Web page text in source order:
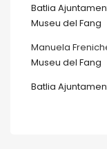
Batlia
Museu del Fang
Manuela
Museu del Fang
Batlia